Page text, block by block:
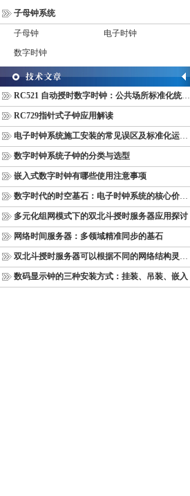
子母钟系统
子母钟
电子时钟
数字时钟
RC521 自动授时数字时钟：公共场所标准化统一计时终端
RC729指针式子钟应用解读
电子时钟系统施工安装的常见误区及标准化运维管理规范
数字时钟系统子钟的分类与选型
嵌入式数字时钟有哪些使用注意事项
数字时代的时空基石：电子时钟系统的核心价值与多维意义
多元化组网模式下的双北斗授时服务器应用探讨
网络时间服务器：多领域精准同步的基石
双北斗授时服务器可以根据不同的网络结构灵活部署
数码显示钟的三种安装方式：挂装、吊装、嵌入